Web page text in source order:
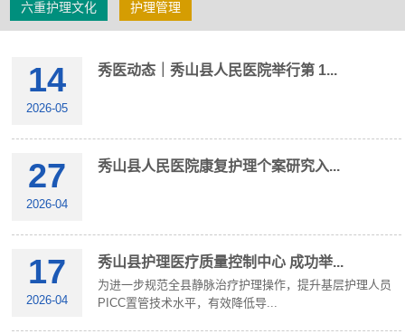
秀医动态｜急救技能进村社 筑牢基层安全线...
六重护理文化 护理管理
14
2026-05
秀医动态｜秀山县人民医院举行第 1...
27
2026-04
秀山县人民医院康复护理个案研究入...
17
2026-04
秀山县护理医疗质量控制中心 成功举...
为进一步规范全县静脉治疗护理操作，提升基层护理人员
PICC置管技术水平，有效降低导...